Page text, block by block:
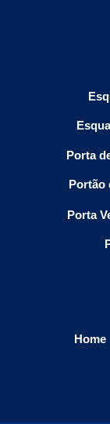
Porta
Portão
Porta
Home